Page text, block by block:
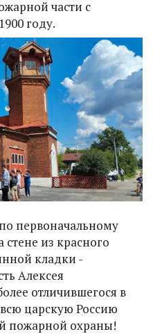
части с
году.
первоначальному
из красного
кладки -
Алексея
отличившегося в
царскую Россию
пожарной охраны!